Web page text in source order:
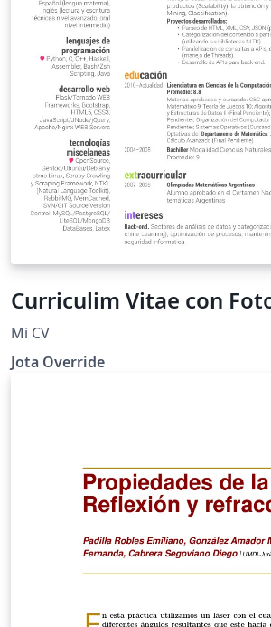
Curriculim Vitae con
Mi CV
Jota Override